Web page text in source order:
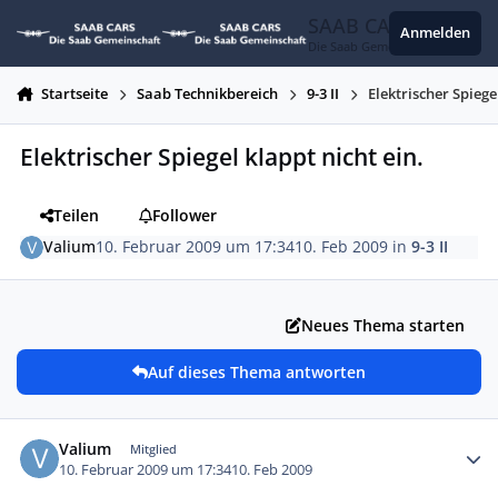
SAAB CARS
Die Saab Gemeinschaft
Anmelden
Startseite Saab Technikbereich 9-3 II Elektrischer
Elektrischer Spiegel klappt nicht ein.
Teilen
Follower
Valium10. Februar 2009 um 17:3410. Feb 2009 in9-3 II
Neues Thema starten
Auf dieses Thema antworten
Valium Mitglied
10. Februar 2009 um 17:3410. Feb 2009